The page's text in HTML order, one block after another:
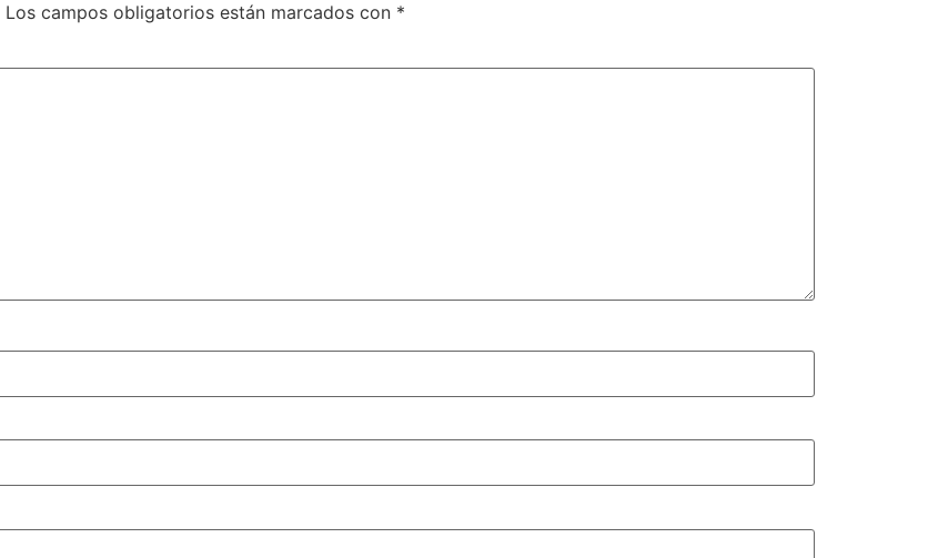
Los campos obligatorios están marcados con *